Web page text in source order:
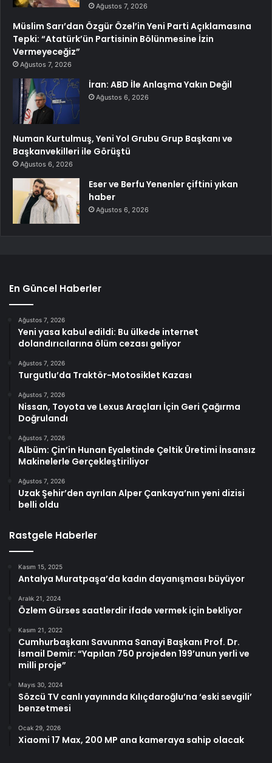
Ağustos 7, 2026
Müslim Sarı’dan Özgür Özel’in Yeni Parti Açıklamasına
Tepki: “Atatürk’ün Partisinin Bölünmesine İzin
Vermeyeceğiz”
Ağustos 7, 2026
İran: ABD İle Anlaşma Yakın Değil
Ağustos 6, 2026
Numan Kurtulmuş, Yeni Yol Grubu Grup Başkanı ve
Başkanvekilleri ile Görüştü
Ağustos 6, 2026
Eser ve Berfu Yenenler çiftini yıkan
haber
Ağustos 6, 2026
En Güncel Haberler
Ağustos 7, 2026
Yeni yasa kabul edildi: Bu ülkede internet
dolandırıcılarına ölüm cezası geliyor
Ağustos 7, 2026
Turgutlu’da Traktör-Motosiklet Kazası
Ağustos 7, 2026
Nissan, Toyota ve Lexus Araçları İçin Geri Çağırma
Doğrulandı
Ağustos 7, 2026
Albüm: Çin’in Hunan Eyaletinde Çeltik Üretimi İnsansız
Makinelerle Gerçekleştiriliyor
Ağustos 7, 2026
Uzak Şehir’den ayrılan Alper Çankaya’nın yeni dizisi
belli oldu
Rastgele Haberler
Kasım 15, 2025
Antalya Muratpaşa’da kadın dayanışması büyüyor
Aralık 21, 2024
Özlem Gürses saatlerdir ifade vermek için bekliyor
Kasım 21, 2022
Cumhurbaşkanı Savunma Sanayi Başkanı Prof. Dr.
İsmail Demir: “Yapılan 750 projeden 199’unun yerli ve
milli proje”
Mayıs 30, 2024
Sözcü TV canlı yayınında Kılıçdaroğlu’na ‘eski sevgili’
benzetmesi
Ocak 29, 2026
Xiaomi 17 Max, 200 MP ana kameraya sahip olacak